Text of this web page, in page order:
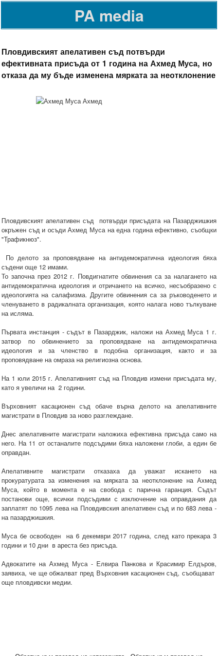
PA media
Пловдивският апелативен съд потвърди
ефективната присъда от 1 година на Ахмед Муса, но
отказа да му бъде изменена мярката за неотклонение
Пловдивският апелативен съд потвърди присъдата на Пазарджишкия
окръжен съд и осъди Ахмед Муса на една година ефективно, съобщки
"Трафикнюз".
По делото за проповядване на антидемократична идеология бяха
съдени още 12 имами.
То започна през 2012 г. Повдигнатите обвинения са за налагането на
антидемократична идеология и отричането на всичко, несъобразено с
идеологията на салафизма. Другите обвинения са за ръководенето и
членуването в радикалната организация, която налага ново тълкуване
на исляма.
Първата инстанция - съдът в Пазарджик, наложи на Ахмед Муса 1 г.
затвор по обвинението за проповядване на антидемократична
идеология и за членство в подобна организация, както и за
проповядване на омраза на религиозна основа.
На 1 юли 2015 г. Апелативният съд на Пловдив измени присъдата му,
като я увеличи на 2 години.
Върховният касационен съд обаче върна делото на апелативните
магистрати в Пловдив за ново разглеждане.
Днес апелативните магистрати наложиха ефективна присъда само на
него. На 11 от останалите подсъдими бяха наложени глоби, а един бе
оправдан.
Апелативните магистрати отказаха да уважат искането на
прокуратурата за изменения на мярката за неотклонение на Ахмед
Муса, който в момента е на свобода с парична гаранция. Съдът
постанови още, всички подсъдими с изключение на оправдания да
заплатят по 1095 лева на Пловдивския апелативен съд и по 683 лева -
на пазарджишкия.
Муса бе освободен на 6 декември 2017 година, след като прекара 3
години и 10 дни в ареста без присъда.
Адвокатите на Ахмед Муса - Елвира Панкова и Красимир Елдъров,
заявиха, че ще обжалват пред Върховния касационен съд, съобщават
още пловдивски медии.